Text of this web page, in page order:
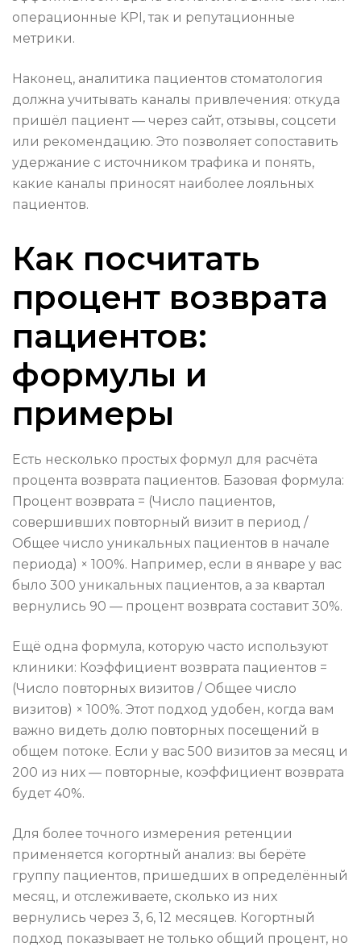
операционные KPI, так и репутационные
метрики.
Наконец, аналитика пациентов стоматология
должна учитывать каналы привлечения: откуда
пришёл пациент — через сайт, отзывы, соцсети
или рекомендацию. Это позволяет сопоставить
удержание с источником трафика и понять,
какие каналы приносят наиболее лояльных
пациентов.
Как посчитать
процент возврата
пациентов:
формулы и
примеры
Есть несколько простых формул для расчёта
процента возврата пациентов. Базовая формула:
Процент возврата = (Число пациентов,
совершивших повторный визит в период /
Общее число уникальных пациентов в начале
периода) × 100%. Например, если в январе у вас
было 300 уникальных пациентов, а за квартал
вернулись 90 — процент возврата составит 30%.
Ещё одна формула, которую часто используют
клиники: Коэффициент возврата пациентов =
(Число повторных визитов / Общее число
визитов) × 100%. Этот подход удобен, когда вам
важно видеть долю повторных посещений в
общем потоке. Если у вас 500 визитов за месяц и
200 из них — повторные, коэффициент возврата
будет 40%.
Для более точного измерения ретенции
применяется когортный анализ: вы берёте
группу пациентов, пришедших в определённый
месяц, и отслеживаете, сколько из них
вернулись через 3, 6, 12 месяцев. Когортный
подход показывает не только общий процент, но